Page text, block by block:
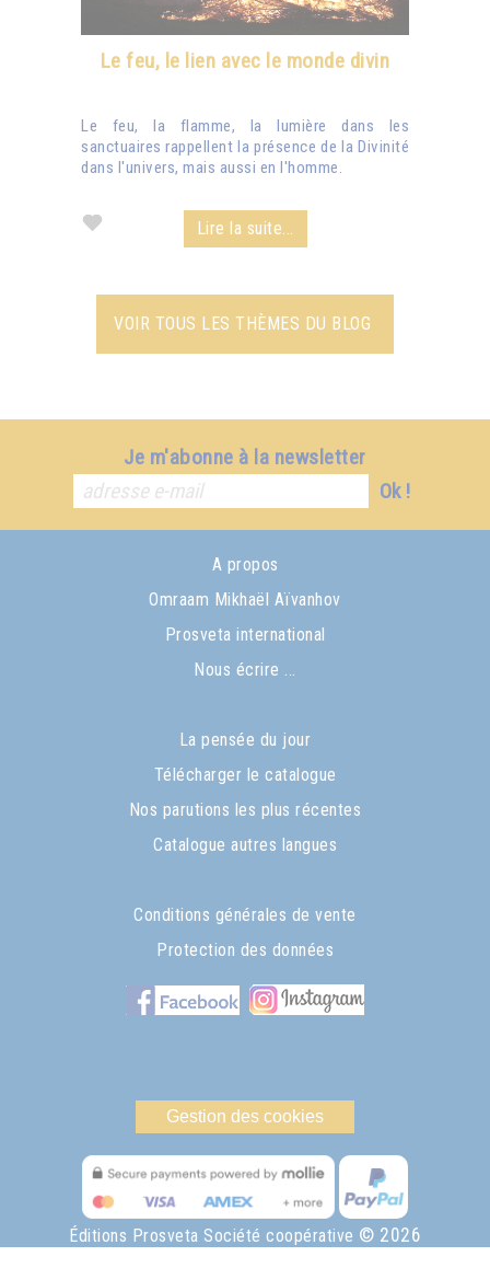
Le feu, le lien avec le monde divin
Le feu, la flamme, la lumière dans les
sanctuaires rappellent la présence de la Divinité
dans l'univers, mais aussi en l'homme.
Lire la suite...
VOIR TOUS LES THÈMES DU BLOG
Je m'abonne à la newsletter
Ok !
A propos
Omraam Mikhaël Aïvanhov
Prosveta international
Nous écrire ...
La pensée du jour
Télécharger le catalogue
Nos parutions les plus récentes
Catalogue autres langues
Conditions générales de vente
Protection des données
Gestion des cookies
Éditions Prosveta Société coopérative © 2026